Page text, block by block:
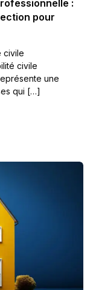
:
pour
civile
civile
une
qui […]